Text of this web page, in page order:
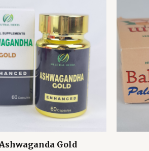
Ashwaganda Gold